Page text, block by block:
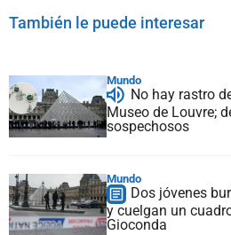
También le puede interesar
Mundo
No hay rastro
Museo de Louvre;
sospechosos
Mundo
Dos jóvenes
y cuelgan un
Gioconda